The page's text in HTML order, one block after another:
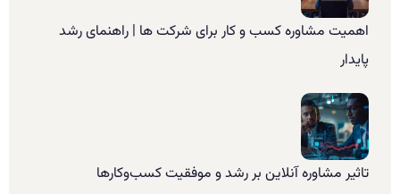
اهمیت مشاوره کسب و کار برای شرکت ها | راهنمای رشد
پایدار
تاثیر مشاوره آنلاین بر رشد و موفقیت کسب‌وکارها